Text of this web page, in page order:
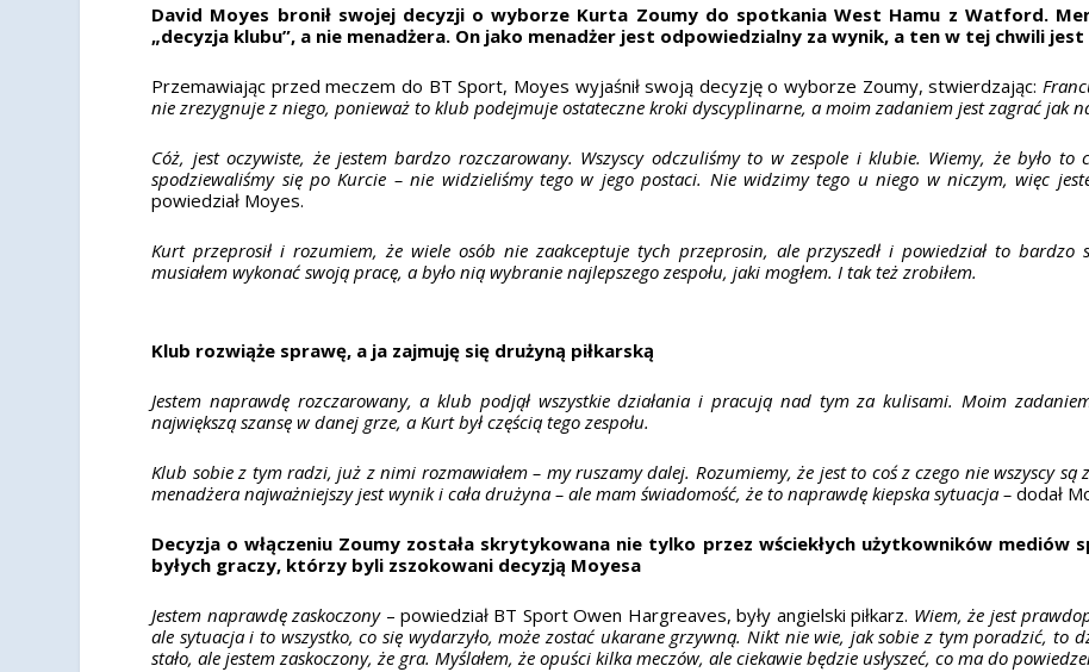
David Moyes bronił swojej decyzji o wyborze Kurta Zoumy do spotkania West Hamu z Watford.
„decyzja klubu”, a nie menadżera. On jako menadżer jest odpowiedzialny za wynik, a ten w tej chwili jest
Przemawiając przed meczem do BT Sport, Moyes wyjaśnił swoją decyzję o wyborze Zoumy, stwierdzając:
nie zrezygnuje z niego, ponieważ to klub podejmuje ostateczne kroki dyscyplinarne, a moim zadaniem jest zagrać jak
Cóż, jest oczywiste, że jestem bardzo rozczarowany. Wszyscy odczuliśmy to w zespole i klubie. Wiemy, że było
spodziewaliśmy się po Kurcie – nie widzieliśmy tego w jego postaci. Nie widzimy tego u niego w niczym, więc
powiedział Moyes.
Kurt przeprosił i rozumiem, że wiele osób nie zaakceptuje tych przeprosin, ale przyszedł i powiedział to bardzo
musiałem wykonać swoją pracę, a było nią wybranie najlepszego zespołu, jaki mogłem. I tak też zrobiłem.
Klub rozwiąże sprawę, a ja zajmuję się drużyną piłkarską
Jestem naprawdę rozczarowany, a klub podjął wszystkie działania i pracują nad tym za kulisami. Moim
największą szansę w danej grze, a Kurt był częścią tego zespołu.
Klub sobie z tym radzi, już z nimi rozmawiałem – my ruszamy dalej. Rozumiemy, że jest to coś z czego nie wszyscy
menadżera najważniejszy jest wynik i cała drużyna – ale mam świadomość, że to naprawdę kiepska sytuacja –dodał
Decyzja o włączeniu Zoumy została skrytykowana nie tylko przez wściekłych użytkowników mediów
byłych graczy, którzy byli zszokowani decyzją Moyesa
Jestem naprawdę zaskoczony– powiedział BT Sport Owen Hargreaves, były angielski piłkarz. Wiem, że jest
ale sytuacja i to wszystko, co się wydarzyło, może zostać ukarane grzywną. Nikt nie wie, jak sobie z tym poradzić, to
stało, ale jestem zaskoczony, że gra. Myślałem, że opuści kilka meczów, ale ciekawie będzie usłyszeć, co ma do